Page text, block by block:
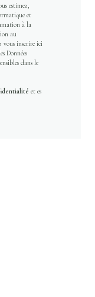
estimez,
et
à la
au
vous inscrire ici
Données
dans le
et es